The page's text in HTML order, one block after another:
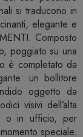
si traducono in
elegante e
Composto
poggiato su una
è completato da
un bollitore
oggetto da
visivi dell’alta
o in ufficio, per
speciale.